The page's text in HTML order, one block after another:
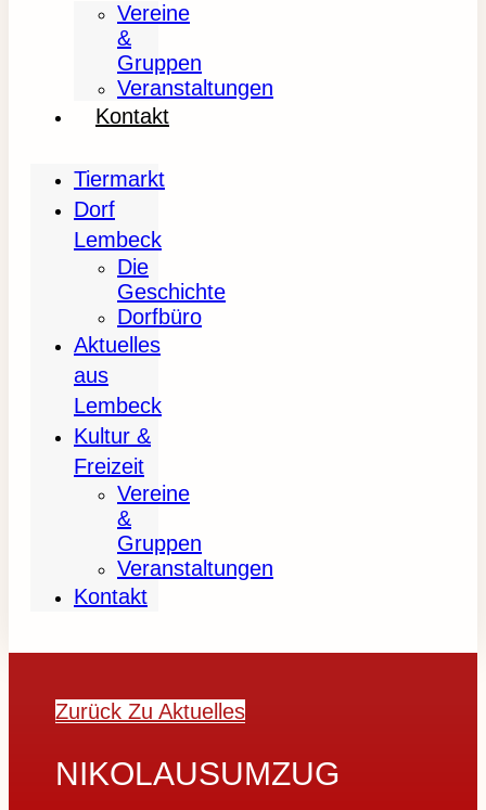
Vereine
&
Gruppen
Veranstaltungen
Kontakt
Tiermarkt
Dorf
Lembeck
Die
Geschichte
Dorfbüro
Aktuelles
aus
Lembeck
Kultur &
Freizeit
Vereine
&
Gruppen
Veranstaltungen
Kontakt
Zurück Zu Aktuelles
NIKOLAUSUMZUG